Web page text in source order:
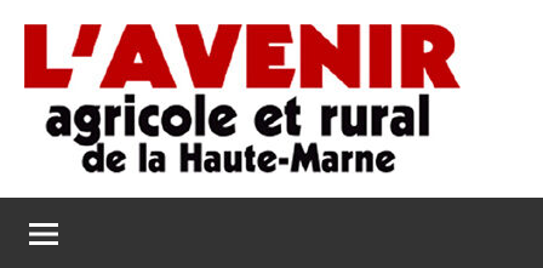
contenu
L'Avenir
Agricole
et